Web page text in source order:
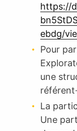
https://
ebdg/
Pour
une
La
Une